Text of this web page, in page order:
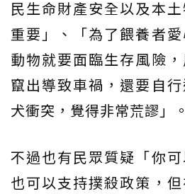
民生命財產安全以及本
重要」、「為了餵養者
動物就要面臨生存風險
竄出導致車禍，還要自
犬衝突，覺得非常荒謬」。
不過也有民眾質疑「你
也可以支持撲殺政策，